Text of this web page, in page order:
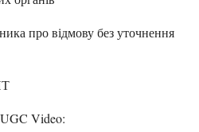
про відмову без уточнення
Video: